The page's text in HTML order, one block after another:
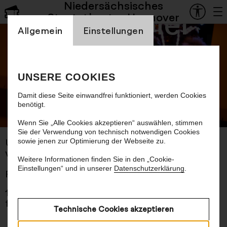
Einstellung Cookienbanner
Allgemein
Einstellungen
UNSERE COOKIES
Damit diese Seite einwandfrei funktioniert, werden Cookies
benötigt.
Wenn Sie „Alle Cookies akzeptieren“ auswählen, stimmen
Sie der Verwendung von technisch notwendigen Cookies
sowie jenen zur Optimierung der Webseite zu.
Weitere Informationen finden Sie in den „Cookie-
Einstellungen“ und in unserer Datenschutzerklärung
Technische Cookies akzeptieren
Niedersächsisches
Staatstheater Hannover
Schauspiel
Deutsch, du
Schuft!
Eine wilde Reise durch die Welt der
Uraufführung
von Wera Mahne, Team und Draufsichtsrat
Premiere 10.04.2026
1 Std., 25 Min., keine Pause
für Menschen ab 10 Jahren